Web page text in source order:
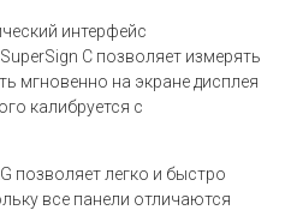
интерфейс
C позволяет измерять
мгновенно на экране дисплея
калибруется с
позволяет легко и быстро
все панели отличаются